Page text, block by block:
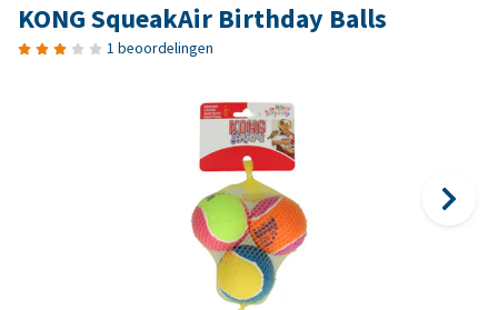
KONG SqueakAir Birthday Balls
1 beoordelingen